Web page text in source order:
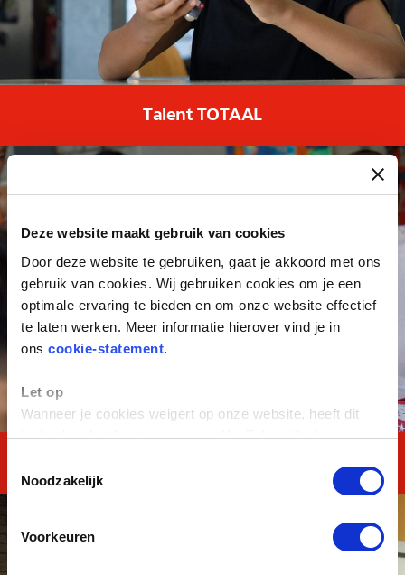
Deze website maakt gebruik van cookies
Door deze website te gebruiken, gaat je akkoord met ons
gebruik van cookies. Wij gebruiken cookies om je een
optimale ervaring te bieden en om onze website effectief
te laten werken. Meer informatie hierover vind je in
ons cookie-statement.
Let op
Wanneer je cookies weigert op onze website, heeft dit
invloed op het functioneren van YouTube-video's.
Noodzakelijk
Voorkeuren
Talent TOTAAL